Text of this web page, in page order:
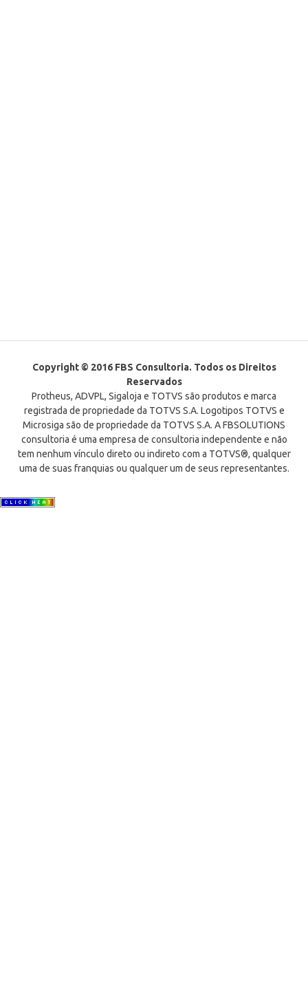
Copyright © 2016 FBS Consultoria. Todos os Direitos
Reservados
Protheus, ADVPL, Sigaloja e TOTVS são produtos e marca
registrada de propriedade da TOTVS S.A. Logotipos TOTVS e
Microsiga são de propriedade da TOTVS S.A. A FBSOLUTIONS
consultoria é uma empresa de consultoria independente e não
tem nenhum vínculo direto ou indireto com a TOTVS®, qualquer
uma de suas franquias ou qualquer um de seus representantes.